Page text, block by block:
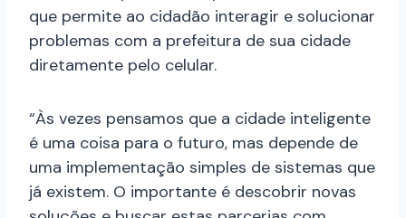
que permite ao cidadão interagir e solucionar
problemas com a prefeitura de sua cidade
diretamente pelo celular.
“Às vezes pensamos que a cidade inteligente
é uma coisa para o futuro, mas depende de
uma implementação simples de sistemas que
já existem. O importante é descobrir novas